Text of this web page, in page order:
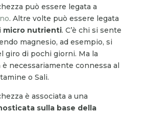
può essere legata a
. Altre volte può essere legata
micro nutrienti. C’è chi si sente
magnesio, ad esempio, si
giro di pochi giorni. Ma la
necessariamente connessa al
o Sali.
è associata a una
sulla base della